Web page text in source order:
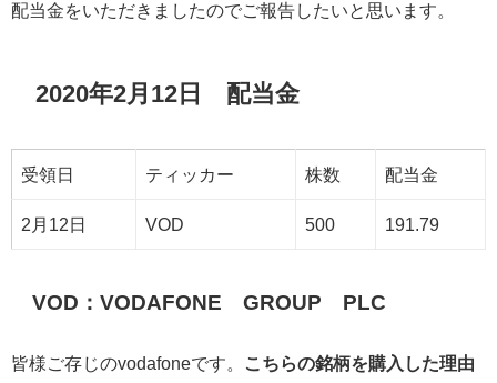
配当金をいただきましたのでご報告したいと思います。
2020年2月12日 配当金
受領日 ティッカー 株数 配当金
2月12日 VOD 500 191.79
VOD：VODAFONE GROUP PLC
皆様ご存じのvodafoneです。
こちらの銘柄を購入した理由